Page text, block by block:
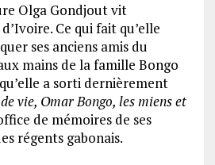
Olga Gondjout vit
Ce qui fait qu’elle
ses anciens amis du
mains de la famille Bongo
a sorti dernièrement
vie, Omar Bongo, les miens et
de mémoires de ses
régents gabonais.